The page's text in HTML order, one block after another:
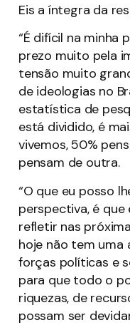
Eis a íntegra da
“É difícil na minha
prezo muito pela
tensão muito
de ideologias no
estatística de
está dividido, é
vivemos, 50%
pensam de outra.
“O que eu posso
perspectiva, é que
refletir nas
hoje não tem
forças políticas e
para que todo o
riquezas, de
possam ser